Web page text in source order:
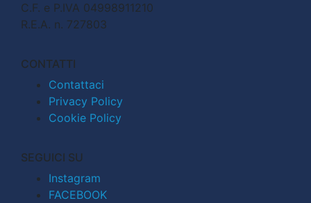
C.F. e P.IVA 04998911210
R.E.A. n. 727803
CONTATTI
Contattaci
Privacy Policy
Cookie Policy
SEGUICI SU
Instagram
FACEBOOK